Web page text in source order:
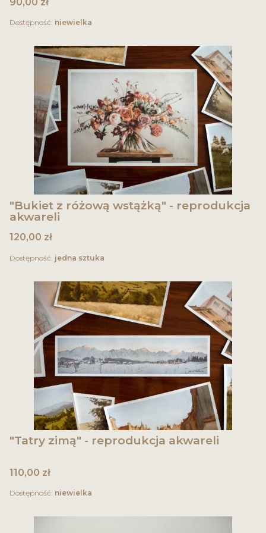
Dostępność: niewielka
"Bukiet z różową wstążką" - reprodukcja
akwareli
Cena
120,00 zł
Dostępność: jedna sztuka
"Tatry zimą" - reprodukcja akwareli
Cena
110,00 zł
Dostępność: niewielka